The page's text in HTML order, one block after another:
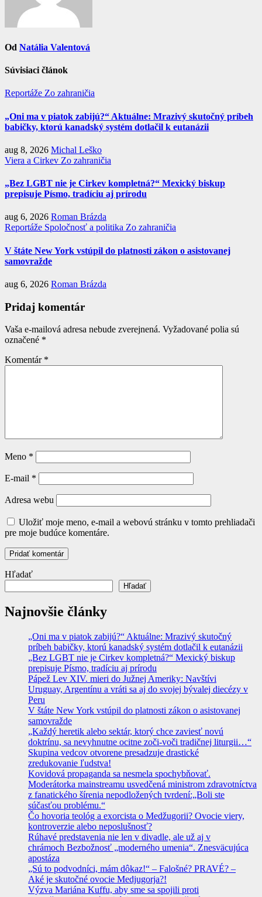
Od Natália Valentová
Súvisiaci článok
Reportáže Zo zahraničia
„Oni ma v piatok zabijú?“ Aktuálne: Mrazivý skutočný príbeh
babičky, ktorú kanadský systém dotlačil k eutanázii
aug 8, 2026 Michal Leško
Viera a Cirkev Zo zahraničia
„Bez LGBT nie je Cirkev kompletná?“ Mexický biskup
prepisuje Písmo, tradíciu aj prírodu
aug 6, 2026 Roman Brázda
Reportáže Spoločnosť a politika Zo zahraničia
V štáte New York vstúpil do platnosti zákon o asistovanej
samovražde
aug 6, 2026 Roman Brázda
Pridaj komentár
Vaša e-mailová adresa nebude zverejnená. Vyžadované polia sú
označené *
Komentár *
Meno *
E-mail *
Adresa webu
Uložiť moje meno, e-mail a webovú stránku v tomto prehliadači
pre moje budúce komentáre.
Hľadať
Hľadať
Najnovšie články
„Oni ma v piatok zabijú?“ Aktuálne: Mrazivý skutočný
príbeh babičky, ktorú kanadský systém dotlačil k eutanázii
„Bez LGBT nie je Cirkev kompletná?“ Mexický biskup
prepisuje Písmo, tradíciu aj prírodu
Pápež Lev XIV. mieri do Južnej Ameriky: Navštívi
Uruguay, Argentínu a vráti sa aj do svojej bývalej diecézy v
Peru
V štáte New York vstúpil do platnosti zákon o asistovanej
samovražde
„Každý heretik alebo sektár, ktorý chce zaviesť novú
doktrínu, sa nevyhnutne ocitne zoči-voči tradičnej liturgii…“
Skupina vedcov otvorene presadzuje drastické
zredukovanie ľudstva!
Kovidová propaganda sa nesmela spochybňovať.
Moderátorka mainstreamu usvedčená ministrom zdravotníctva
z fanatického šírenia nepodložených tvrdení:„Boli ste
súčasťou problému.“
Čo hovoria teológ a exorcista o Medžugorii? Ovocie viery,
kontroverzie alebo neposlušnosť?
Rúhavé predstavenia nie len v divadle, ale už aj v
chrámoch Bezbožnosť „moderného umenia“. Znesväcujúca
apostáza
„Sú to podvodníci, mám dôkaz!“ – Falošné? PRAVÉ? –
Aké je skutočné ovocie Medjugorja?!
Výzva Mariána Kuffu, aby sme sa spojili proti